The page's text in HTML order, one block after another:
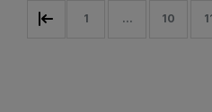
1 ... 10